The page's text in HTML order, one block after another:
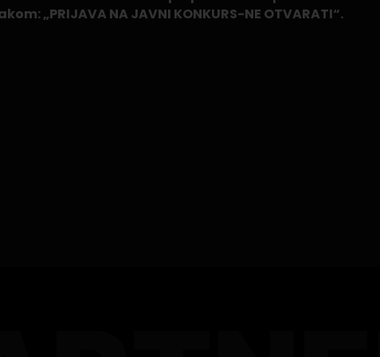
„PRIJAVA NA JAVNI KONKURS-NE OTVARATI“.